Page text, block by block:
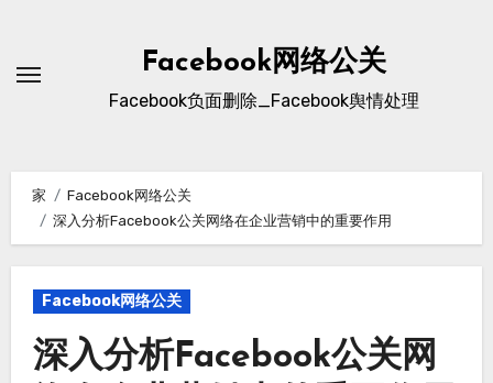
Facebook网络公关
Facebook负面删除_Facebook舆情处理
家
Facebook网络公关
深入分析Facebook公关网络在企业营销中的重要作用
Facebook网络公关
深入分析Facebook公关网